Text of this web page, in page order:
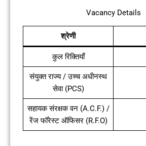
Vacancy Details
श्रेणी
कुल रिक्तियाँ
संयुक्त राज्य / उच्च अधीनस्थ
सेवा (PCS)
सहायक संरक्षक वन (A.C.F.) /
रेंज फॉरेस्ट ऑफिसर (R.F.O)